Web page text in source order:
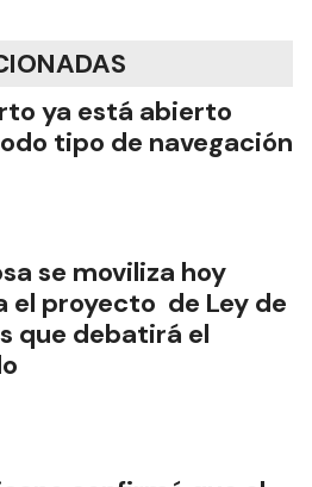
ya está abierto
se moviliza hoy
proyecto de Ley de
que debatirá el